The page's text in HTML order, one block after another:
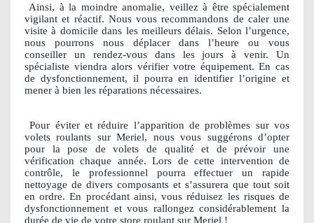
Ainsi, à la moindre anomalie, veillez à être spécialement
vigilant et réactif. Nous vous recommandons de caler une
visite à domicile dans les meilleurs délais. Selon l’urgence,
nous pourrons nous déplacer dans l’heure ou vous
conseiller un rendez-vous dans les jours à venir. Un
spécialiste viendra alors vérifier votre équipement. En cas
de dysfonctionnement, il pourra en identifier l’origine et
mener à bien les réparations nécessaires.
Pour éviter et réduire l’apparition de problèmes sur vos
volets roulants sur Meriel, nous vous suggérons d’opter
pour la pose de volets de qualité et de prévoir une
vérification chaque année. Lors de cette intervention de
contrôle, le professionnel pourra effectuer un rapide
nettoyage de divers composants et s’assurera que tout soit
en ordre. En procédant ainsi, vous réduisez les risques de
dysfonctionnement et vous rallongez considérablement la
durée de vie de votre store roulant sur Meriel !